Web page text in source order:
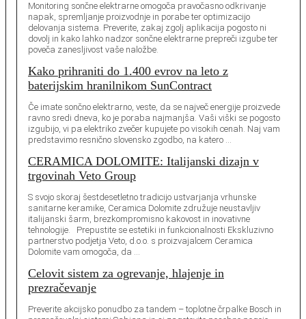
Monitoring sončne elektrarne omogoča pravočasno odkrivanje
napak, spremljanje proizvodnje in porabe ter optimizacijo
delovanja sistema. Preverite, zakaj zgolj aplikacija pogosto ni
dovolj in kako lahko nadzor sončne elektrarne prepreči izgube ter
poveča zanesljivost vaše naložbe.
Kako prihraniti do 1.400 evrov na leto z
baterijskim hranilnikom SunContract
Če imate sončno elektrarno, veste, da se največ energije proizvede
ravno sredi dneva, ko je poraba najmanjša. Vaši viški se pogosto
izgubijo, vi pa elektriko zvečer kupujete po visokih cenah. Naj vam
predstavimo resnično slovensko zgodbo, na katero …
CERAMICA DOLOMITE: Italijanski dizajn v
trgovinah Veto Group
S svojo skoraj šestdesetletno tradicijo ustvarjanja vrhunske
sanitarne keramike, Ceramica Dolomite združuje neustavljiv
italijanski šarm, brezkompromisno kakovost in inovativne
tehnologije. Prepustite se estetiki in funkcionalnosti Ekskluzivno
partnerstvo podjetja Veto, d.o.o. s proizvajalcem Ceramica
Dolomite vam omogoča, da …
Celovit sistem za ogrevanje, hlajenje in
prezračevanje
Preverite akcijsko ponudbo za tandem – toplotne črpalke Bosch in